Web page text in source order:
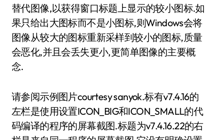
替代图像,以获得窗口标题上显示的较小图标.如
果只给出大图标而不是小图标,则Windows会将
图像从较大的图标重新采样到较小的图标,质量
会恶化,并且会丢失更小,更简单图像的主要概
念.
请参阅示例图片courtesy sanyok.标有v7.4.16的
左栏是使用设置ICON_BIG和ICON_SMALL的代
码编译的程序的屏幕截图.标题为v7.4.16.22的右